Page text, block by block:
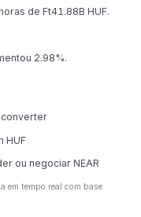
de Ft41.88B HUF.
2.98%.
converter
HUF
ou negociar NEAR
em tempo real com base